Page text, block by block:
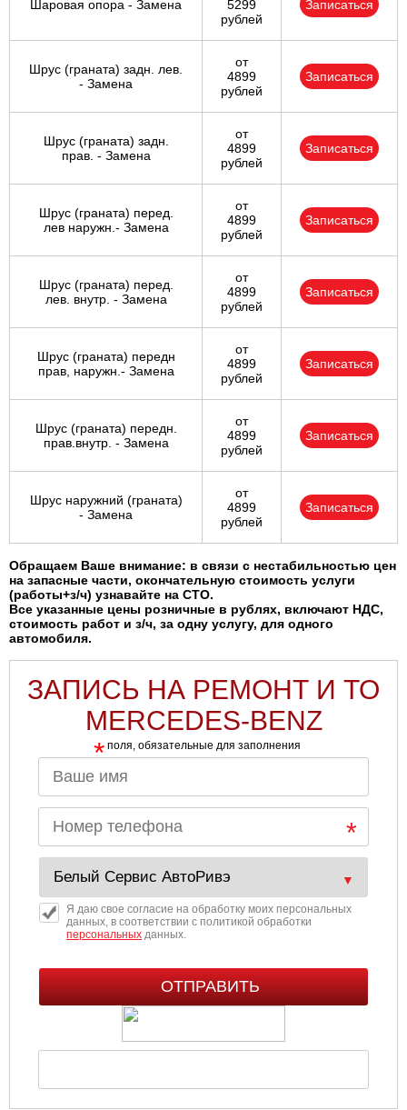
Шаровая опора - Замена
5299
рублей
Записаться
Шрус (граната) задн. лев.
- Замена
от
4899
рублей
Записаться
Шрус (граната) задн.
прав. - Замена
от
4899
рублей
Записаться
Шрус (граната) перед.
лев наружн.- Замена
от
4899
рублей
Записаться
Шрус (граната) перед.
лев. внутр. - Замена
от
4899
рублей
Записаться
Шрус (граната) передн
прав, наружн.- Замена
от
4899
рублей
Записаться
Шрус (граната) передн.
прав.внутр. - Замена
от
4899
рублей
Записаться
Шрус наружний (граната)
- Замена
от
4899
рублей
Записаться
Обращаем Ваше внимание: в связи с нестабильностью цен
на запасные части, окончательную стоимость услуги
(работы+з/ч) узнавайте на СТО.
Все указанные цены розничные в рублях, включают НДС,
стоимость работ и з/ч, за одну услугу, для одного
автомобиля.
ЗАПИСЬ НА РЕМОНТ И ТО
MERCEDES-BENZ
* поля, обязательные для заполнения
Я даю свое согласие на обработку моих персональных
данных, в соответствии с политикой обработки
персональныхданных.